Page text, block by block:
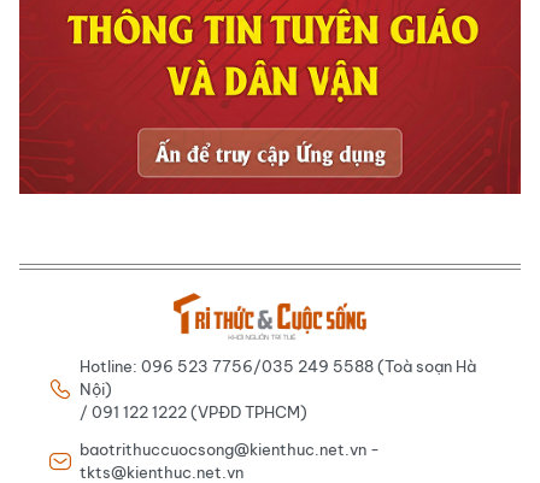
Hotline: 096 523 7756/035 249 5588 (Toà soạn Hà
Nội)
/ 091 122 1222 (VPĐD TPHCM)
baotrithuccuocsong@kienthuc.net.vn -
tkts@kienthuc.net.vn